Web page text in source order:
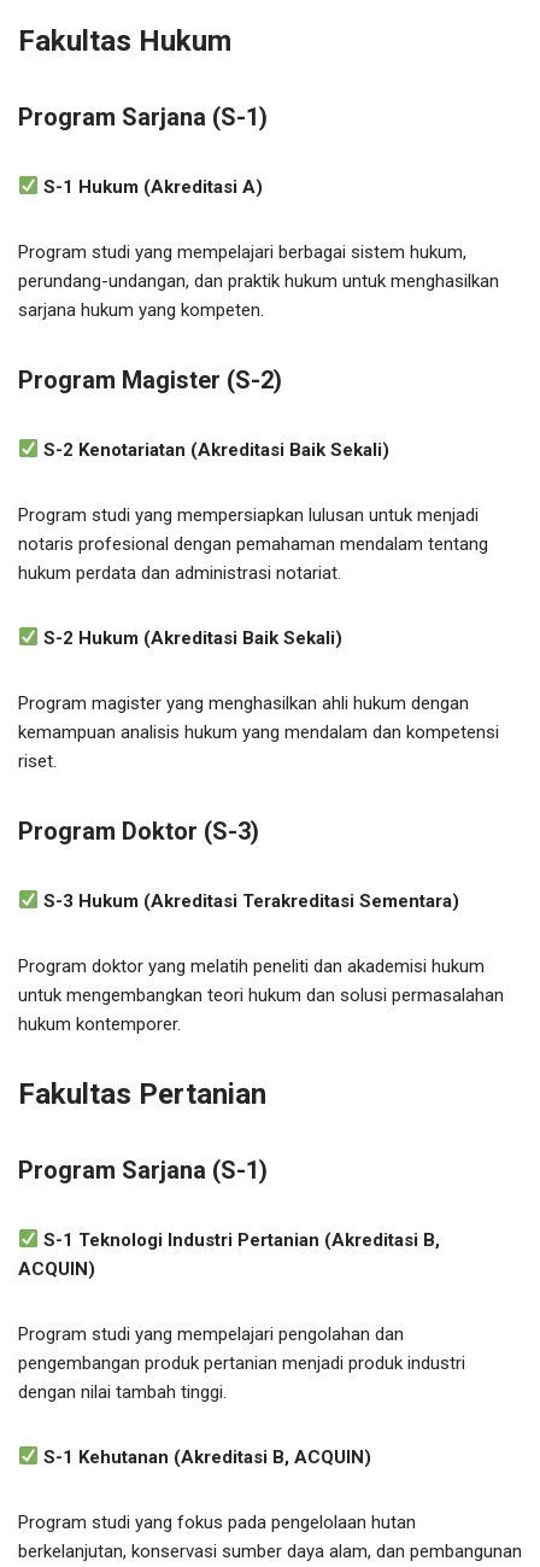
Fakultas Hukum
Program Sarjana (S-1)
S-1 Hukum (Akreditasi A)
Program studi yang mempelajari berbagai sistem hukum,
perundang-undangan, dan praktik hukum untuk menghasilkan
sarjana hukum yang kompeten.
Program Magister (S-2)
S-2 Kenotariatan (Akreditasi Baik Sekali)
Program studi yang mempersiapkan lulusan untuk menjadi
notaris profesional dengan pemahaman mendalam tentang
hukum perdata dan administrasi notariat.
S-2 Hukum (Akreditasi Baik Sekali)
Program magister yang menghasilkan ahli hukum dengan
kemampuan analisis hukum yang mendalam dan kompetensi
riset.
Program Doktor (S-3)
S-3 Hukum (Akreditasi Terakreditasi Sementara)
Program doktor yang melatih peneliti dan akademisi hukum
untuk mengembangkan teori hukum dan solusi permasalahan
hukum kontemporer.
Fakultas Pertanian
Program Sarjana (S-1)
S-1 Teknologi Industri Pertanian (Akreditasi B,
ACQUIN)
Program studi yang mempelajari pengolahan dan
pengembangan produk pertanian menjadi produk industri
dengan nilai tambah tinggi.
S-1 Kehutanan (Akreditasi B, ACQUIN)
Program studi yang fokus pada pengelolaan hutan
berkelanjutan, konservasi sumber daya alam, dan pembangunan